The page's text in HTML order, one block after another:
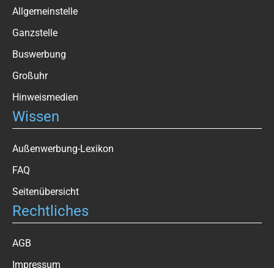
Allgemeinstelle
Ganzstelle
Buswerbung
Großuhr
Hinweismedien
Wissen
Außenwerbung-Lexikon
FAQ
Seitenübersicht
Rechtliches
AGB
Impressum